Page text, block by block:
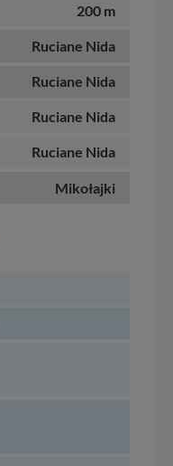
200 m
Ruciane Nida
Ruciane Nida
Ruciane Nida
Ruciane Nida
Mikołajki